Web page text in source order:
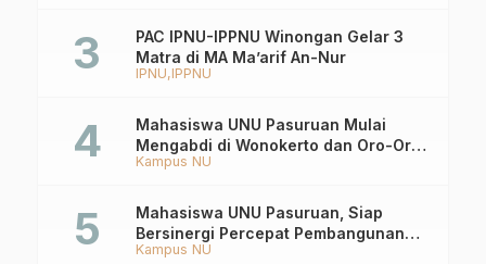
IPNU IPPNU
PAC IPNU-IPPNU Winongan Gelar 3
Matra di MA Ma’arif An-Nur
Kampus NU
Mahasiswa UNU Pasuruan Mulai
Mengabdi di Wonokerto dan Oro-Oro
Ombo Wetan Berikut Programnya
Kampus NU
Mahasiswa UNU Pasuruan, Siap
Bersinergi Percepat Pembangunan
Desa Toyaning